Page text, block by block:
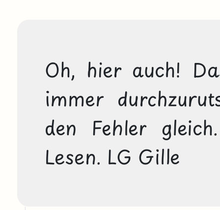
Oh, hier auch!
immer
den Fehler
Lesen. LG Gille